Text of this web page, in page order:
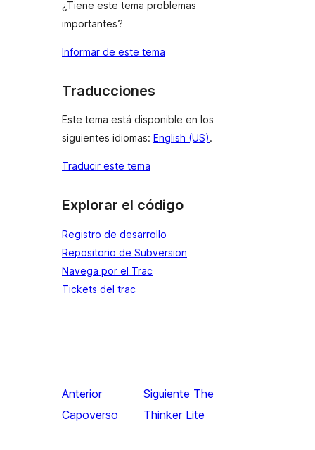
¿Tiene este tema problemas
importantes?
Informar de este tema
Traducciones
Este tema está disponible en los
siguientes idiomas: English (US).
Traducir este tema
Explorar el código
Registro de desarrollo
Repositorio de Subversion
Navega por el Trac
Tickets del trac
Anterior
Capoverso
Siguiente The
Thinker Lite